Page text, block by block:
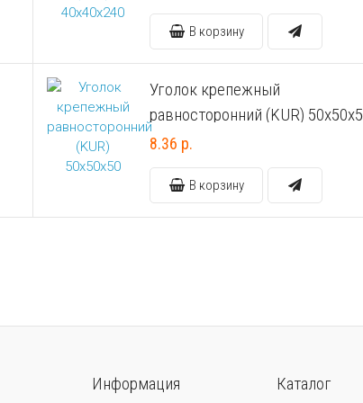
В корзину
Уголок крепежный
равносторонний (KUR)
8.36 р.
В корзину
Информация Каталог